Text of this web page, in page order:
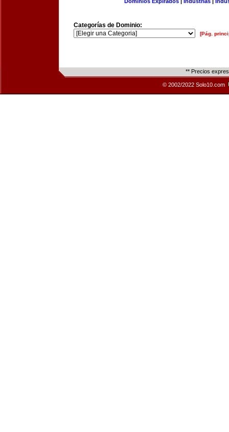
Categorías de Dominio:
[Pág.
** Precios
© 2002/2022 Solo10.com